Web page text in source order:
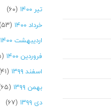
تیر ۱۴۰۰
(۶۰)
خرداد ۱۴۰۰
(۵۳)
اردیبهشت ۱۴۰۰
فروردین ۱۴۰۰
(۴۵)
اسفند ۱۳۹۹
(۴۱)
بهمن ۱۳۹۹
(۶۵)
دی ۱۳۹۹
(۶۷)